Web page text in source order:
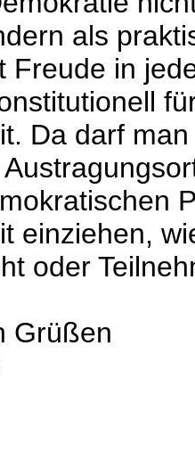
als
Freude in
Da darf
einziehen,
oder
Grüßen